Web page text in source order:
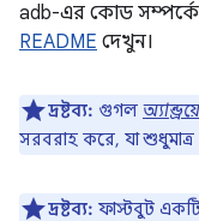
adb-এর কোড সম্পর্কে
README দেখুন।
দ্রষ্টব্য: গুগল
সরবরাহ করে, যা শুধুমাত্র
দ্রষ্টব্য: ফাস্টবুট